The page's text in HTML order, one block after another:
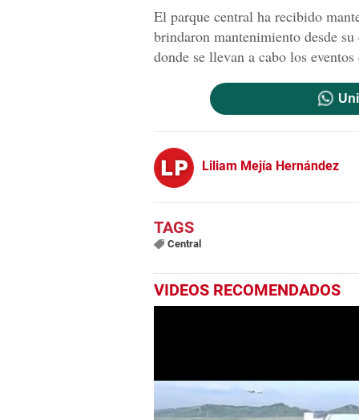
El parque central ha recibido
brindaron mantenimiento desde
donde se llevan a cabo los
Liliam Mejía Hernández
Central
VIDEOS RECOMENDADOS